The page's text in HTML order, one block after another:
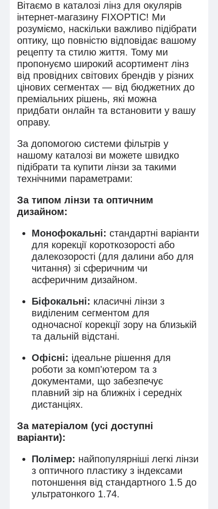
Вітаємо в каталозі лінз для окулярів
інтернет-магазину FIXOPTIC! Ми
розуміємо, наскільки важливо підібрати
оптику, що повністю відповідає вашому
рецепту та стилю життя. Тому ми
пропонуємо широкий асортимент лінз
від провідних світових брендів у різних
цінових сегментах — від бюджетних до
преміальних рішень, які можна
придбати онлайн та встановити у вашу
оправу.
За допомогою системи фільтрів у
нашому каталозі ви можете швидко
підібрати та купити лінзи за такими
технічними параметрами:
За типом лінзи та оптичним
дизайном:
Монофокальні: стандартні варіанти
для корекції короткозорості або
далекозорості (для далини або для
читання) зі сферичним чи
асферичним дизайном.
Біфокальні: класичні лінзи з
виділеним сегментом для
одночасної корекції зору на близькій
та дальній відстані.
Офісні: ідеальне рішення для
роботи за комп'ютером та з
документами, що забезпечує
плавний зір на ближніх і середніх
дистанціях.
За матеріалом (усі доступні
варіанти):
Полімер: найпопулярніші легкі лінзи
з оптичного пластику з індексами
потоншення від стандартного 1.5 до
ультратонкого 1.74.